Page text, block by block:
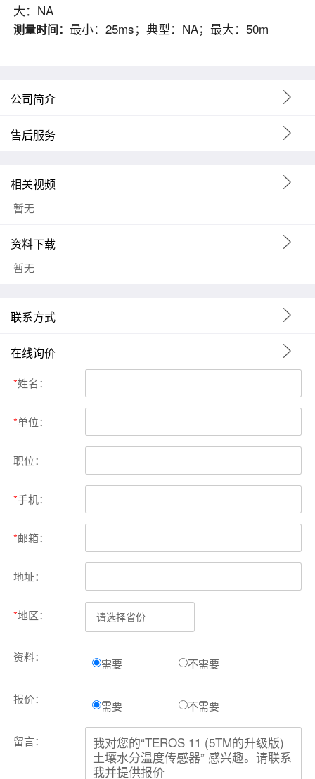
大：NA
测量时间： 最小：25ms；典型：NA；最大：50m
公司简介
售后服务
相关视频
暂无
资料下载
暂无
联系方式
在线询价
*姓名：
*单位：
职位：
*手机：
*邮箱：
地址：
*地区：
资料： 需要 不需要
报价： 需要 不需要
留言：